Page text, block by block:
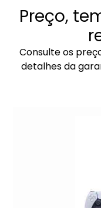
Preço,
Consulte os
detalhes da